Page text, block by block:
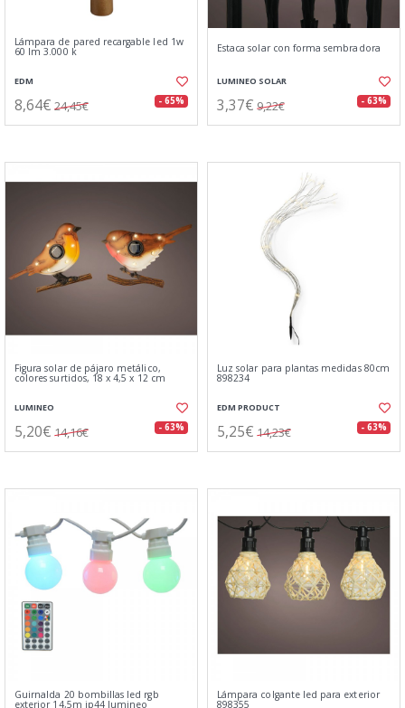
Lámpara de pared recargable led 1w
60 lm 3.000 k
EDM
8,64€ 24,45€ - 65%
Estaca solar con forma sembradora
LUMINEO SOLAR
3,37€ 9,22€ - 63%
Figura solar de pájaro metálico,
colores surtidos, 18 x 4,5 x 12 cm
LUMINEO
5,20€ 14,16€ - 63%
Luz solar para plantas medidas 80cm
898234
EDM PRODUCT
5,25€ 14,23€ - 63%
Guirnalda 20 bombillas led rgb
exterior 14,5m ip44 lumineo
Lámpara colgante led para exterior
898355